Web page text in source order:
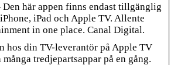
här appen finns endast tillgänglig
iPad och Apple TV. Allente
in one place. Canal Digital.
hos din TV-leverantör på Apple TV
tredjepartsappar på en gång.